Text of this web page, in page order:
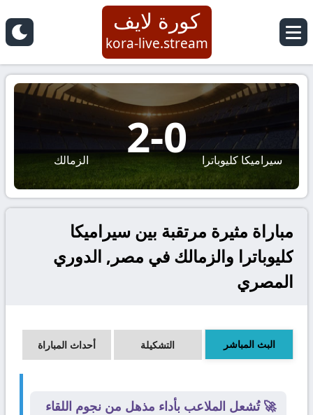
كورة لايف
kora-live.stream
سيراميكا كليوباترا 0
-
2 الزمالك
مباراة مثيرة مرتقبة بين سيراميكا
كليوباترا والزمالك في مصر, الدوري
المصري
البث المباشر التشكيلة أحداث المباراة
🚀 تُشعل الملاعب بأداء مذهل من نجوم اللقاء